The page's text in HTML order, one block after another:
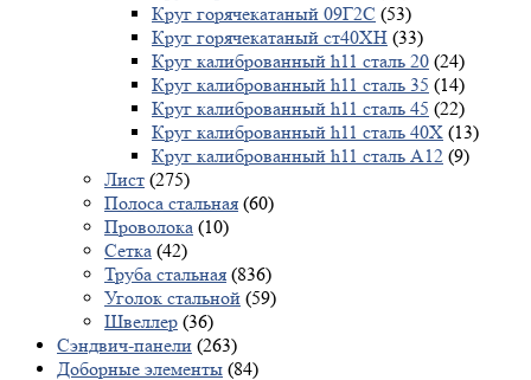
Круг горячекатаный 09Г2С (53)
Круг горячекатаный ст40ХН (33)
Круг калиброванный h11 сталь 20 (24)
Круг калиброванный h11 сталь 35 (14)
Круг калиброванный h11 сталь 45 (22)
Круг калиброванный h11 сталь 40X (13)
Круг калиброванный h11 сталь А12 (9)
Лист (275)
Полоса стальная (60)
Проволока (10)
Сетка (42)
Труба стальная (836)
Уголок стальной (59)
Швеллер (36)
Сэндвич-панели (263)
Доборные элементы (84)